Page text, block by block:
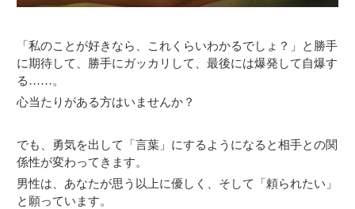
「私のことが好きなら、これくらいわかるでしょ？」と勝手
に期待して、勝手にガッカリして、最後には爆発して自爆す
る……。
心当たりがある方はいませんか？
でも、勇気を出して「言葉」にするようになると相手との関
係性が変わってきます。
男性は、あなたが思う以上に優しく、そして「頼られたい」
と願っています。